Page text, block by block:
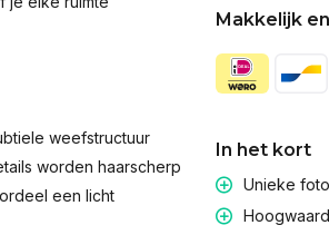
weefstructuur
worden haarscherp
een licht
Makkelijk
In het kort
Unieke